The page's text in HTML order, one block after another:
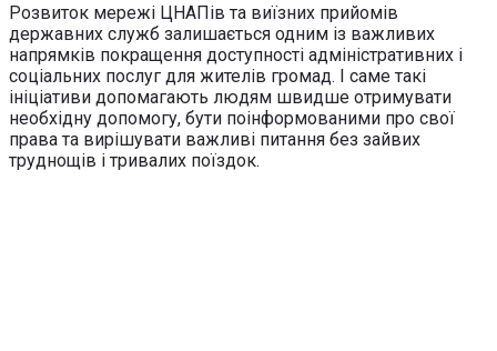
Розвиток мережі ЦНАПів та виїзних прийомів
державних служб залишається одним із важливих
напрямків покращення доступності адміністративних і
соціальних послуг для жителів громад. І саме такі
ініціативи допомагають людям швидше отримувати
необхідну допомогу, бути поінформованими про свої
права та вирішувати важливі питання без зайвих
труднощів і тривалих поїздок.